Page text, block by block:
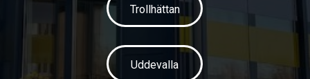
Trollhättan
Uddevalla